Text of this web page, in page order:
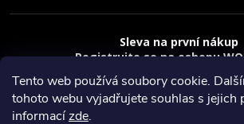
Tento web používá soubory cookie.
tohoto webu vyjadřujete souhlas s jejich
informacízde.
Copyright 2026
VRÁCENÍ 14 DNÍ
Sleva na první nákup
Registrujte se na eshopu
sleva 100 Kč* na nákup je
Registrace